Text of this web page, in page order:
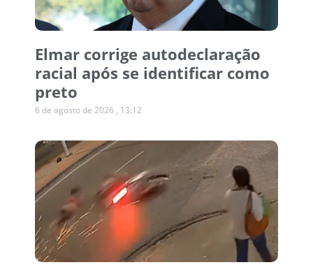
Elmar corrige autodeclaração
racial após se identificar como
preto
6 de agosto de 2026 13:12